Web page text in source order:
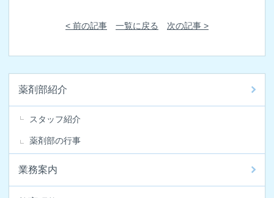
薬剤部紹介
スタッフ紹介
薬剤部の行事
業務案内
< 前の記事 一覧に戻る 次の記事 >